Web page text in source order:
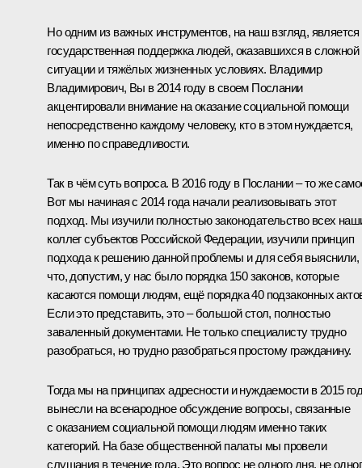
Но одним из важных инструментов, на наш взгляд, является
государственная поддержка людей, оказавшихся в сложной
ситуации и тяжёлых жизненных условиях. Владимир
Владимирович, Вы в 2014 году в своем Послании
акцентировали внимание на оказание социальной помощи
непосредственно каждому человеку, кто в этом нуждается,
именно по справедливости.
Так в чём суть вопроса. В 2016 году в Послании – то же
Вот мы начиная с 2014 года начали реализовывать этот
подход. Мы изучили полностью законодательство всех
коллег субъектов Российской Федерации, изучили принцип
подхода к решению данной проблемы и для себя выяснили,
что, допустим, у нас было порядка 150 законов, которые
касаются помощи людям, ещё порядка 40 подзаконных
Если это представить, это – большой стол, полностью
заваленный документами. Не только специалисту трудно
разобраться, но трудно разобраться простому гражданину.
Тогда мы на принципах адресности и нуждаемости в 2015
вынесли на всенародное обсуждение вопросы, связанные
с оказанием социальной помощи людям именно таких
категорий. На базе общественной палаты мы провели
слушания в течение года. Это вопрос не одного дня, не